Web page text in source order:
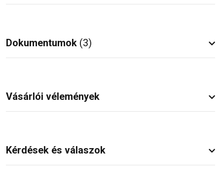
Dokumentumok (3)
Vásárlói vélemények
Kérdések és válaszok